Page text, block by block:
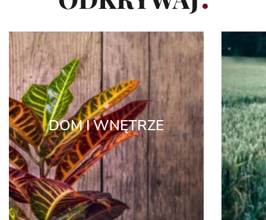
DOM I WNĘTRZE